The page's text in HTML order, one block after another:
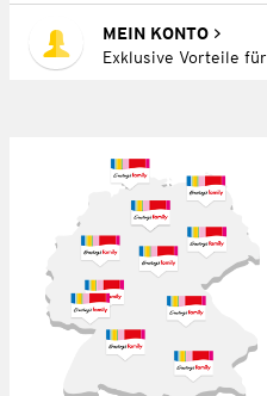
MEIN KONTO
Exklusive Vorteile